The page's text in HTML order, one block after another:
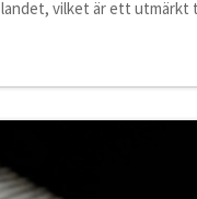
landet, vilket är ett utmärkt